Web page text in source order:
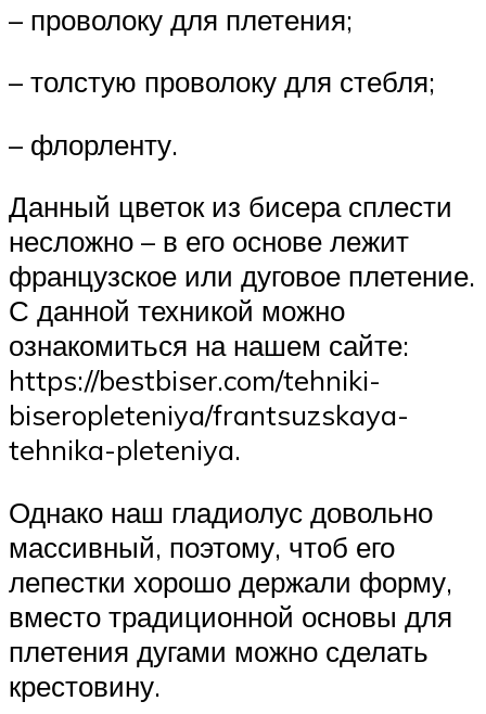
– проволоку для плетения;
– толстую проволоку для стебля;
– флорленту.
Данный цветок из бисера сплести
несложно – в его основе лежит
французское или дуговое плетение.
С данной техникой можно
ознакомиться на нашем сайте:
https://bestbiser.com/tehniki-
biseropleteniya/frantsuzskaya-
tehnika-pleteniya.
Однако наш гладиолус довольно
массивный, поэтому, чтоб его
лепестки хорошо держали форму,
вместо традиционной основы для
плетения дугами можно сделать
крестовину.